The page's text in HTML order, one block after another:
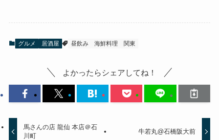
グルメ 居酒屋 昼飲み 海鮮料理 関東
よかったらシェアしてね！
馬さんの店 龍仙 本店＠石
川町
牛若丸@石橋阪大前